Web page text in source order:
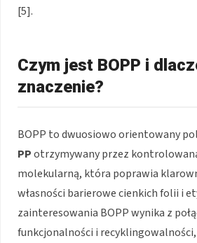
[5].
Czym jest BOPP i
znaczenie?
BOPP to dwuosiowo orientowany
PPotrzymywany przez
molekularną, która poprawia
własności barierowe cienkich folii i
zainteresowania BOPP wynika z
funkcjonalności i recyklingowalności,